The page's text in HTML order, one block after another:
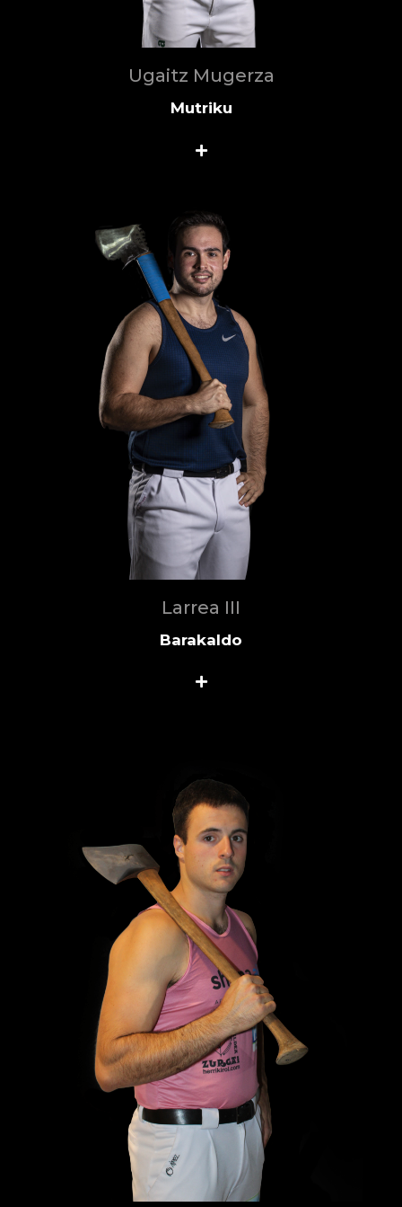
Ugaitz Mugerza
Mutriku
Larrea III
Barakaldo